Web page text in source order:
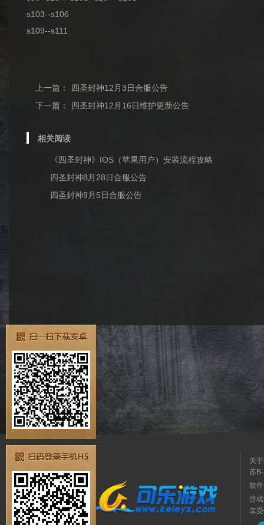
s103--s106
s109--s111
上一篇：
四圣封神12月3日合服公告
下一篇：
四圣封神12月16日维护更新公告
相关阅读
《四圣封神》IOS（苹果用户）安装流程攻略
四圣封神8月28日合服公告
四圣封神9月5日合服公告
关
苏
软
游
享